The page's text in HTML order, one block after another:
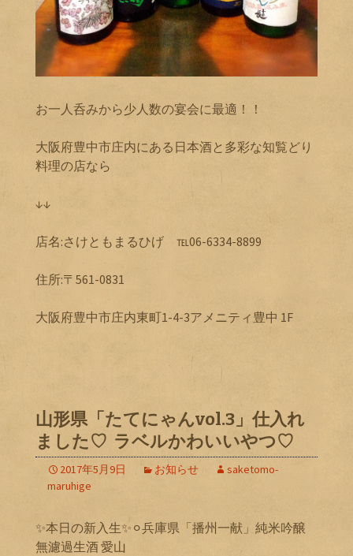
お一人呑みから少人数の宴会に最適！！
大阪府豊中市庄内にある日本酒と多彩な知覧どり
料理の店なら
↓↓
店名:さけともまるひげ ℡06-6334-8899
住所:〒561-0831
大阪府豊中市庄内東町1-4-3アメニティ豊中 1F
山形県「たてにゃんvol.3」仕入れ
ました♡ ラベルかわいいやつ♡
2017年5月9日 お知らせ
saketomo-
maruhige
✨本日の新入生✨⚪︎兵庫県「播州一献」純米吟醸
無濾過生酒 愛山